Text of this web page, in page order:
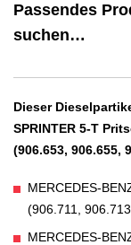
Passendes
suchen…
Dieser
SPRINTER 5-T
(906.653, 906.655,
MERCEDES-
(906.711,
MERCEDES-